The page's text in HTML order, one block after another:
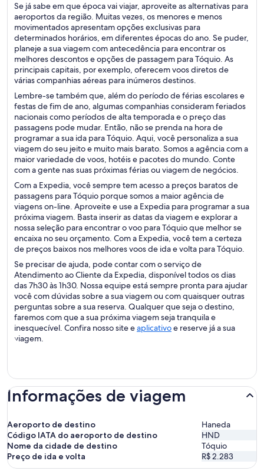
Se já sabe em que época vai viajar, aproveite as alternativas para
aeroportos da região. Muitas vezes, os menores e menos
movimentados apresentam opções exclusivas para
determinados horários, em diferentes épocas do ano. Se puder,
planeje a sua viagem com antecedência para encontrar os
melhores descontos e opções de passagem para Tóquio. As
principais capitais, por exemplo, oferecem voos diretos de
várias companhias aéreas para inúmeros destinos.
Lembre-se também que, além do período de férias escolares e
festas de fim de ano, algumas companhias consideram feriados
nacionais como períodos de alta temporada e o preço das
passagens pode mudar. Então, não se prenda na hora de
programar a sua ida para Tóquio. Aqui, você personaliza a sua
viagem do seu jeito e muito mais barato. Somos a agência com a
maior variedade de voos, hotéis e pacotes do mundo. Conte
com a gente nas suas próximas férias ou viagem de negócios.
Com a Expedia, você sempre tem acesso a preços baratos de
passagens para Tóquio porque somos a maior agência de
viagens on-line. Aproveite e use a Expedia para programar a sua
próxima viagem. Basta inserir as datas da viagem e explorar a
nossa seleção para encontrar o voo para Tóquio que melhor se
encaixa no seu orçamento. Com a Expedia, você tem a certeza
de preços baixos nos melhores voos de ida e volta para Tóquio.
Se precisar de ajuda, pode contar com o serviço de
Atendimento ao Cliente da Expedia, disponível todos os dias
das 7h30 às 1h30. Nossa equipe está sempre pronta para ajudar
você com dúvidas sobre a sua viagem ou com quaisquer outras
perguntas sobre a sua reserva. Qualquer que seja o destino,
faremos com que a sua próxima viagem seja tranquila e
inesquecível. Confira nosso site eaplicativoe reserve já a sua
viagem.
Informações de viagem
Aeroporto de destino
Haneda
Código IATA do aeroporto de destino
HND
Nome da cidade de destino
Tóquio
Preço de ida e volta
R$ 2.283